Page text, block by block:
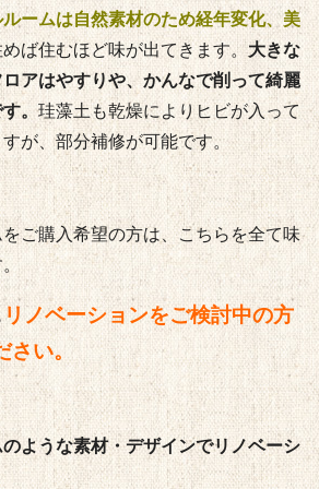
ームは自然素材のため経年変化、美
めば住むほど味が出てきます。大きな
アはやすりや、かんなで削って綺麗
。珪藻土も乾燥によりヒビが入って
が、部分補修が可能です。
ご購入希望の方は、こちらを全て味
リノベーションをご検討中の方
い。
ような素材・デザインでリノベーシ